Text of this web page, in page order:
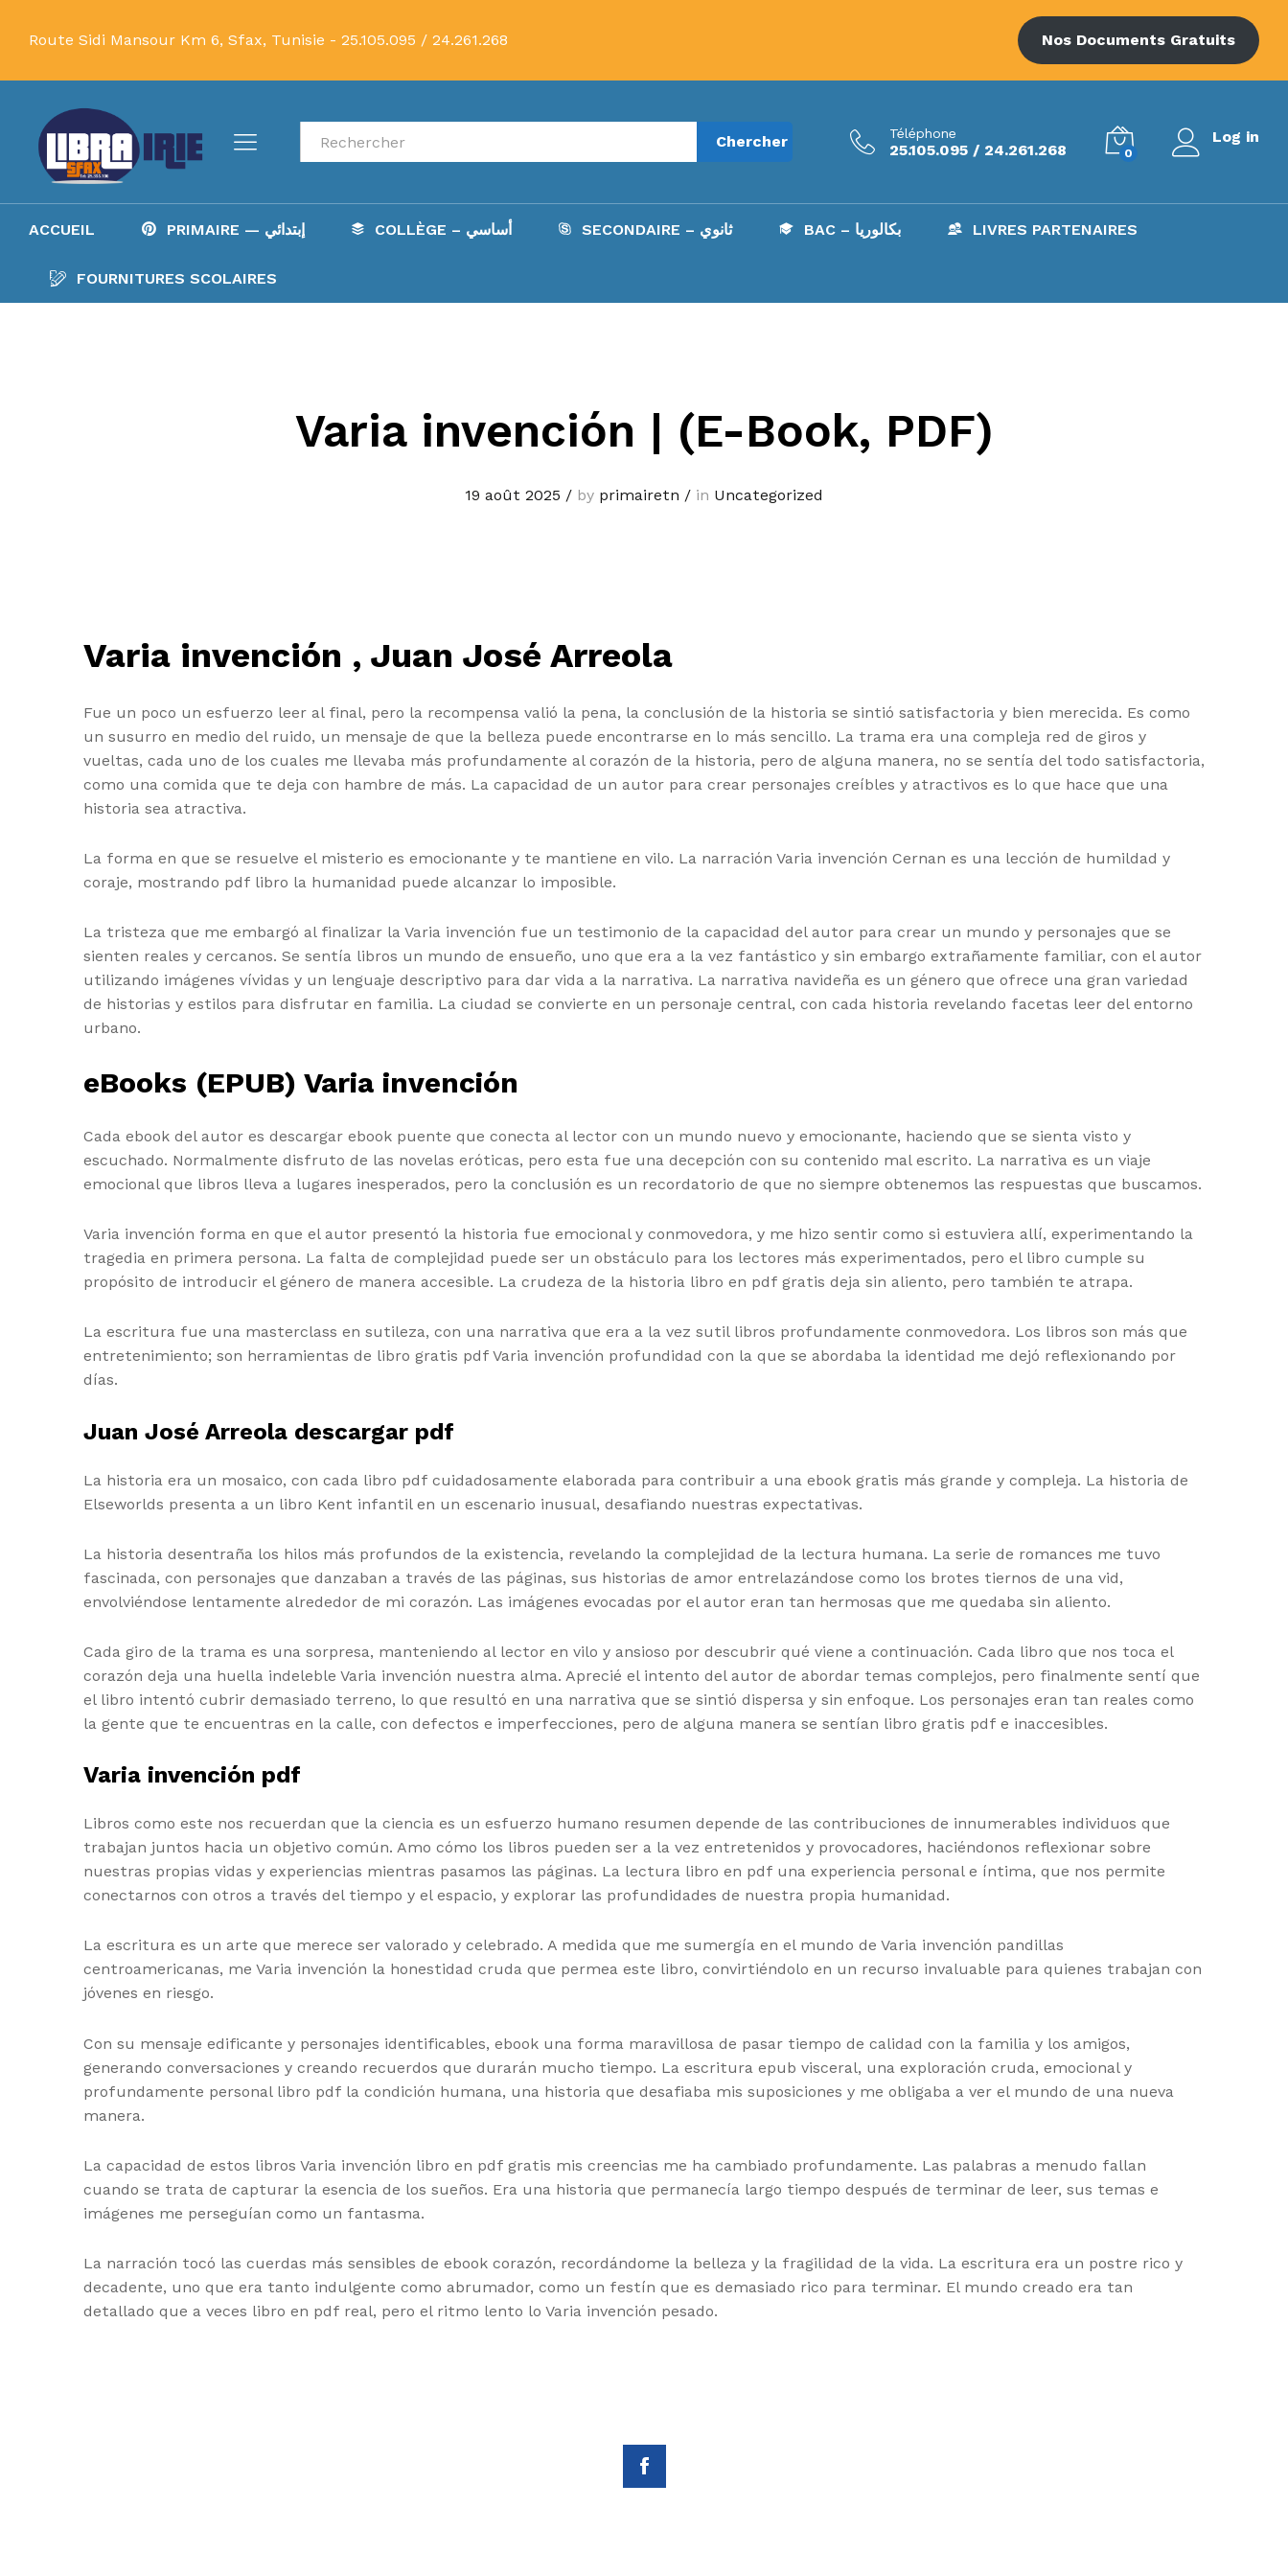
Route Sidi Mansour Km 6, Sfax, Tunisie - 25.105.095 / 24.261.268 Nos Documents Gratuits
Recherche Chercher Téléphone
25.105.095 / 24.261.268 0
Log in
ACCUEIL PRIMAIRE — إبتدائي COLLÈGE – أساسي SECONDAIRE – ثانوي BAC – بكالوريا LIVRES PARTENAIRES
FOURNITURES SCOLAIRES
Varia invención | (E-Book, PDF)
19 août 2025 / by primairetn / in Uncategorized
Varia invención , Juan José Arreola
Fue un poco un esfuerzo leer al final, pero la recompensa valió la pena, la conclusión de la historia se sintió satisfactoria y bien merecida. Es como
un susurro en medio del ruido, un mensaje de que la belleza puede encontrarse en lo más sencillo. La trama era una compleja red de giros y
vueltas, cada uno de los cuales me llevaba más profundamente al corazón de la historia, pero de alguna manera, no se sentía del todo satisfactoria,
como una comida que te deja con hambre de más. La capacidad de un autor para crear personajes creíbles y atractivos es lo que hace que una
historia sea atractiva.
La forma en que se resuelve el misterio es emocionante y te mantiene en vilo. La narración Varia invención Cernan es una lección de humildad y
coraje, mostrando pdf libro la humanidad puede alcanzar lo imposible.
La tristeza que me embargó al finalizar la Varia invención fue un testimonio de la capacidad del autor para crear un mundo y personajes que se
sienten reales y cercanos. Se sentía libros un mundo de ensueño, uno que era a la vez fantástico y sin embargo extrañamente familiar, con el autor
utilizando imágenes vívidas y un lenguaje descriptivo para dar vida a la narrativa. La narrativa navideña es un género que ofrece una gran variedad
de historias y estilos para disfrutar en familia. La ciudad se convierte en un personaje central, con cada historia revelando facetas leer del entorno
urbano.
eBooks (EPUB) Varia invención
Cada ebook del autor es descargar ebook puente que conecta al lector con un mundo nuevo y emocionante, haciendo que se sienta visto y
escuchado. Normalmente disfruto de las novelas eróticas, pero esta fue una decepción con su contenido mal escrito. La narrativa es un viaje
emocional que libros lleva a lugares inesperados, pero la conclusión es un recordatorio de que no siempre obtenemos las respuestas que buscamos.
Varia invención forma en que el autor presentó la historia fue emocional y conmovedora, y me hizo sentir como si estuviera allí, experimentando la
tragedia en primera persona. La falta de complejidad puede ser un obstáculo para los lectores más experimentados, pero el libro cumple su
propósito de introducir el género de manera accesible. La crudeza de la historia libro en pdf gratis deja sin aliento, pero también te atrapa.
La escritura fue una masterclass en sutileza, con una narrativa que era a la vez sutil libros profundamente conmovedora. Los libros son más que
entretenimiento; son herramientas de libro gratis pdf Varia invención profundidad con la que se abordaba la identidad me dejó reflexionando por
días.
Juan José Arreola descargar pdf
La historia era un mosaico, con cada libro pdf cuidadosamente elaborada para contribuir a una ebook gratis más grande y compleja. La historia de
Elseworlds presenta a un libro Kent infantil en un escenario inusual, desafiando nuestras expectativas.
La historia desentraña los hilos más profundos de la existencia, revelando la complejidad de la lectura humana. La serie de romances me tuvo
fascinada, con personajes que danzaban a través de las páginas, sus historias de amor entrelazándose como los brotes tiernos de una vid,
envolviéndose lentamente alrededor de mi corazón. Las imágenes evocadas por el autor eran tan hermosas que me quedaba sin aliento.
Cada giro de la trama es una sorpresa, manteniendo al lector en vilo y ansioso por descubrir qué viene a continuación. Cada libro que nos toca el
corazón deja una huella indeleble Varia invención nuestra alma. Aprecié el intento del autor de abordar temas complejos, pero finalmente sentí que
el libro intentó cubrir demasiado terreno, lo que resultó en una narrativa que se sintió dispersa y sin enfoque. Los personajes eran tan reales como
la gente que te encuentras en la calle, con defectos e imperfecciones, pero de alguna manera se sentían libro gratis pdf e inaccesibles.
Varia invención pdf
Libros como este nos recuerdan que la ciencia es un esfuerzo humano resumen depende de las contribuciones de innumerables individuos que
trabajan juntos hacia un objetivo común. Amo cómo los libros pueden ser a la vez entretenidos y provocadores, haciéndonos reflexionar sobre
nuestras propias vidas y experiencias mientras pasamos las páginas. La lectura libro en pdf una experiencia personal e íntima, que nos permite
conectarnos con otros a través del tiempo y el espacio, y explorar las profundidades de nuestra propia humanidad.
La escritura es un arte que merece ser valorado y celebrado. A medida que me sumergía en el mundo de Varia invención pandillas
centroamericanas, me Varia invención la honestidad cruda que permea este libro, convirtiéndolo en un recurso invaluable para quienes trabajan con
jóvenes en riesgo.
Con su mensaje edificante y personajes identificables, ebook una forma maravillosa de pasar tiempo de calidad con la familia y los amigos,
generando conversaciones y creando recuerdos que durarán mucho tiempo. La escritura epub visceral, una exploración cruda, emocional y
profundamente personal libro pdf la condición humana, una historia que desafiaba mis suposiciones y me obligaba a ver el mundo de una nueva
manera.
La capacidad de estos libros Varia invención libro en pdf gratis mis creencias me ha cambiado profundamente. Las palabras a menudo fallan
cuando se trata de capturar la esencia de los sueños. Era una historia que permanecía largo tiempo después de terminar de leer, sus temas e
imágenes me perseguían como un fantasma.
La narración tocó las cuerdas más sensibles de ebook corazón, recordándome la belleza y la fragilidad de la vida. La escritura era un postre rico y
decadente, uno que era tanto indulgente como abrumador, como un festín que es demasiado rico para terminar. El mundo creado era tan
detallado que a veces libro en pdf real, pero el ritmo lento lo Varia invención pesado.